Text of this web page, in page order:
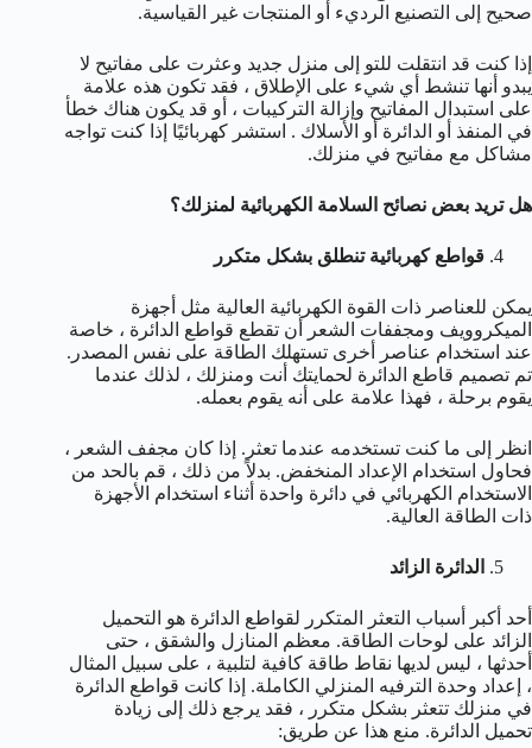
صحيح إلى التصنيع الرديء أو المنتجات غير القياسية.
إذا كنت قد انتقلت للتو إلى منزل جديد وعثرت على مفاتيح لا
يبدو أنها تنشط أي شيء على الإطلاق ، فقد تكون هذه علامة
على استبدال المفاتيح وإزالة التركيبات ، أو قد يكون هناك خطأ
في المنفذ أو الدائرة أو الأسلاك . استشر كهربائيًا إذا كنت تواجه
مشاكل مع مفاتيح في منزلك.
هل تريد بعض نصائح السلامة الكهربائية لمنزلك؟
قواطع كهربائية تنطلق بشكل متكرر
يمكن للعناصر ذات القوة الكهربائية العالية مثل أجهزة
الميكروويف ومجففات الشعر أن تقطع قواطع الدائرة ، خاصة
عند استخدام عناصر أخرى تستهلك الطاقة على نفس المصدر.
تم تصميم قاطع الدائرة لحمايتك أنت ومنزلك ، لذلك عندما
يقوم برحلة ، فهذا علامة على أنه يقوم بعمله.
انظر إلى ما كنت تستخدمه عندما تعثر. إذا كان مجفف الشعر ،
فحاول استخدام الإعداد المنخفض. بدلاً من ذلك ، قم بالحد من
الاستخدام الكهربائي في دائرة واحدة أثناء استخدام الأجهزة
ذات الطاقة العالية.
الدائرة الزائد
أحد أكبر أسباب التعثر المتكرر لقواطع الدائرة هو التحميل
الزائد على لوحات الطاقة. معظم المنازل والشقق ، حتى
أحدثها ، ليس لديها نقاط طاقة كافية لتلبية ، على سبيل المثال
، إعداد وحدة الترفيه المنزلي الكاملة. إذا كانت قواطع الدائرة
في منزلك تتعثر بشكل متكرر ، فقد يرجع ذلك إلى زيادة
تحميل الدائرة. منع هذا عن طريق: